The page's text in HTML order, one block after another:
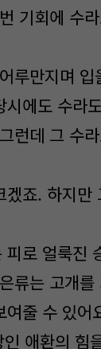
기회에 수
루만지며 입
시에도 수라
런데 그 수
겠죠. 하지만
피로 얼룩진
류는 고개를
여줄 수 있어
애환의 힘